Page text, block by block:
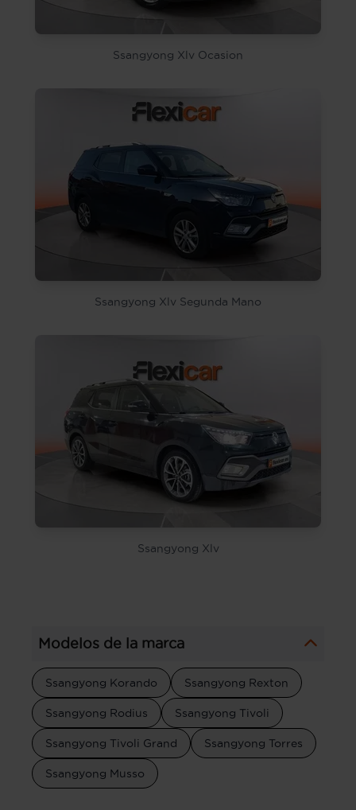
Ssangyong Xlv Ocasion
Ssangyong Xlv Segunda Mano
Ssangyong Xlv
Modelos de la marca
Ssangyong Korando Ssangyong Rexton
Ssangyong Rodius Ssangyong Tivoli
Ssangyong Tivoli Grand Ssangyong Torres
Ssangyong Musso